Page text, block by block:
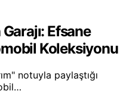
Efsane
Koleksiyonu
notuyla paylaştığı